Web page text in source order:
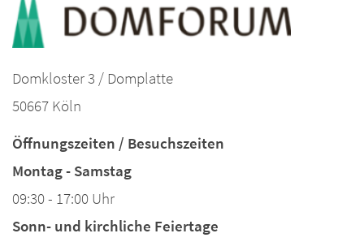
Domkloster 3 / Domplatte
50667 Köln
Öffnungszeiten / Besuchszeiten
Montag - Samstag
09:30 - 17:00 Uhr
Sonn- und kirchliche Feiertage